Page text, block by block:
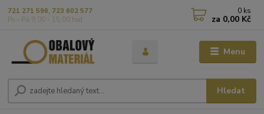
Menu
Hledat
721 271 596, 723 602 577
Po - Pá 9,00 - 15,00 hod
0 ks
za 0,00 Kč